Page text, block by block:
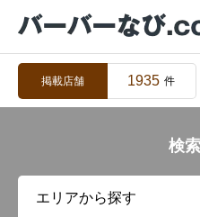
掲載店舗 1935 件
検